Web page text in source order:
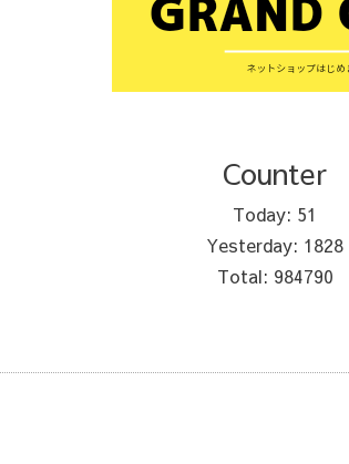
Counter
Today: 51
Yesterday: 1828
Total: 984790